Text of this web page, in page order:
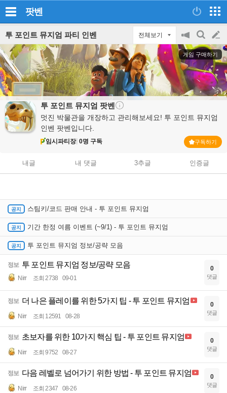
팟벤
투 포인트 뮤지엄 파티 인벤 전체보기
공
지
on/off
검
색
글
쓰
기
게임 구매하기
투 포인트 뮤지엄 팟벤
임시파티장 0명 구독
멋진 박물관을 개장하고 관리해보세요! 투 포인트 뮤지엄
인벤 팟벤입니다.
구독하기
내글 내 댓글 3추글 인증글
스팀키/코드 판매 안내 - 투 포인트 뮤지엄
기간 한정 여름 이벤트 (~9/1) - 투 포인트 뮤지엄
투 포인트 뮤지엄 정보/공략 모음
정보 투 포인트 뮤지엄 정보/공략 모음
Nirr 조회 2738 09-01
0
댓글
정보 더 나은 플레이를 위한 5가지 팁 - 투 포인트 뮤지엄
Nirr 조회 12591 08-28
0
댓글
정보 초보자를 위한 10가지 핵심 팁 - 투 포인트 뮤지엄
Nirr 조회 9752 08-27
0
댓글
정보 다음 레벨로 넘어가기 위한 방법 - 투 포인트 뮤지엄
Nirr 조회 2347 08-26
0
댓글